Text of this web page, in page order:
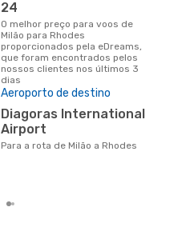
24
O melhor preço para voos de
Milão para Rhodes
proporcionados pela eDreams,
que foram encontrados pelos
nossos clientes nos últimos 3
dias
Aeroporto de destino
Diagoras International
Airport
Para a rota de Milão a Rhodes